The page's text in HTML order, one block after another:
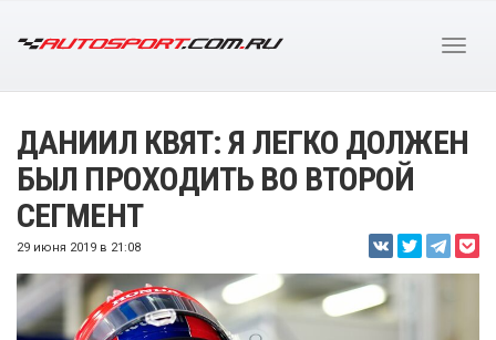
ДАНИИЛ КВЯТ: Я ЛЕГКО ДОЛЖЕН
БЫЛ ПРОХОДИТЬ ВО ВТОРОЙ
СЕГМЕНТ
29 июня 2019 в 21:08